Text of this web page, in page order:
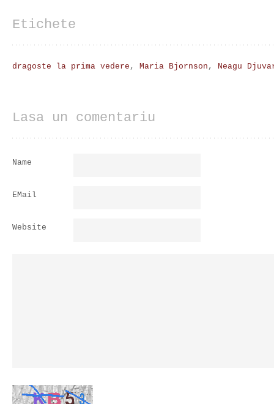
Etichete
dragoste la prima vedere , Maria Bjornson , Neagu
Lasa un comentariu
Name
EMail
Website